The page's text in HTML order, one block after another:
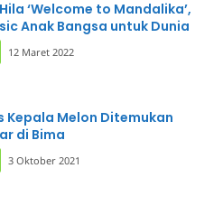
‘Welcome to Mandalika’,
Anak Bangsa untuk Dunia
12 Maret 2022
Kepala Melon Ditemukan
di Bima
3 Oktober 2021